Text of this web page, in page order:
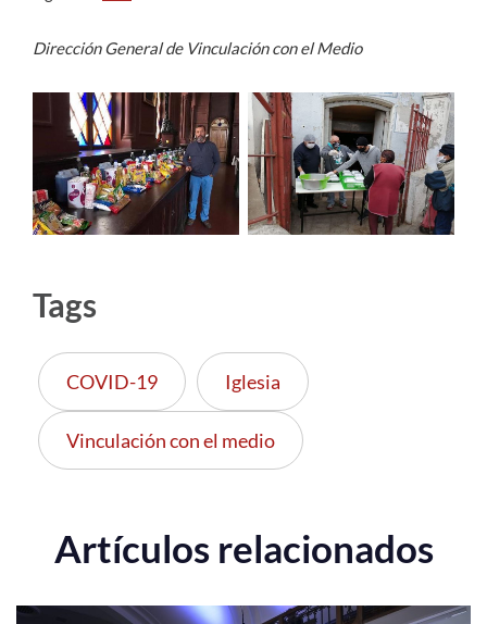
Dirección General de Vinculación con el Medio
Tags
COVID-19 Iglesia
Vinculación con el medio
Artículos relacionados